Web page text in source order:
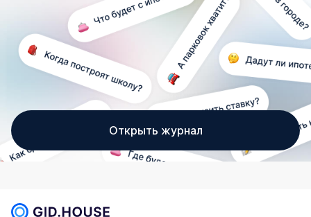
Открыть журнал